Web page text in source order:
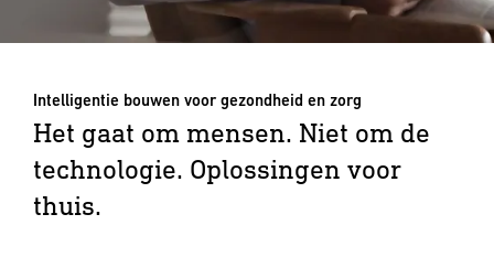
Intelligentie bouwen voor gezondheid en zorg
Het gaat om mensen. Niet om de
technologie. Oplossingen voor
thuis.